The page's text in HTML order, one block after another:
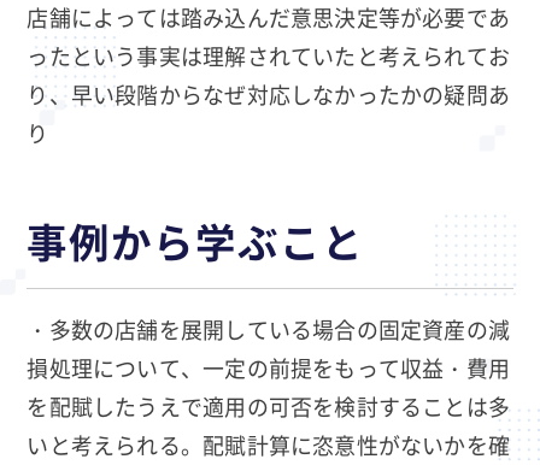
店舗によっては踏み込んだ意思決定等が必要であ
ったという事実は理解されていたと考えられてお
り、早い段階からなぜ対応しなかったかの疑問あ
り
事例から学ぶこと
・多数の店舗を展開している場合の固定資産の減
損処理について、一定の前提をもって収益・費用
を配賦したうえで適用の可否を検討することは多
いと考えられる。配賦計算に恣意性がないかを確